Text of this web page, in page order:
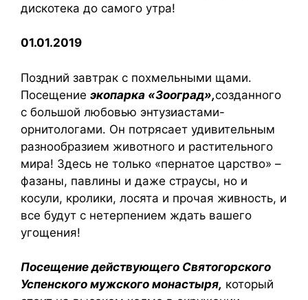
дискотека до самого утра!
01.01.2019
Поздний завтрак с похмельными щами.
Посещение экопарка «Зооград»,созданного
с большой любовью энтузиастами-
орнитологами. Он потрясает удивительным
разнообразием животного и растительного
мира! Здесь не только «пернатое царство» –
фазаны, павлины и даже страусы, но и
косули, кролики, лосята и прочая живность, и
все будут с нетерпением ждать вашего
угощения!
Посещение действующего Святогорского
Успенского мужского монастыря, который